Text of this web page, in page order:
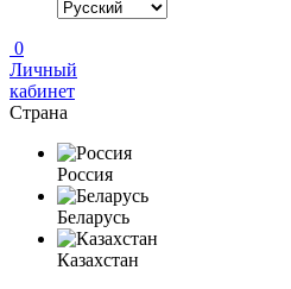
0
Личный
кабинет
Страна
Россия
Беларусь
Казахстан